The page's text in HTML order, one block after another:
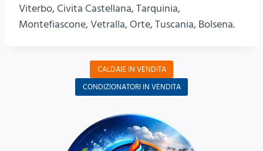
Viterbo, Civita Castellana, Tarquinia,
Montefiascone, Vetralla, Orte, Tuscania, Bolsena.
CALDAIE IN VENDITA
CONDIZIONATORI IN VENDITA